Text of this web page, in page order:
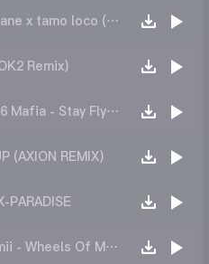
【韩风弹跳】Awiin - Insane x tamo loco (Mario MashUp)
Remix)
【韩国Bounce】Three 6 Mafia - Stay Fly (ANAKIN Re-Boot)
(AXION REMIX)
PARADISE
【韩国Bounce】Aragamii - Wheels Of Motion (Aragamii MingSir Bootleg)